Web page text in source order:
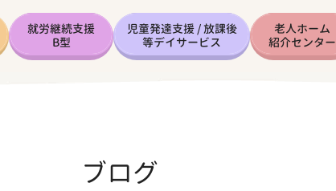
就労継続支援
B型
児童発達支援 / 放課後
等デイサービス
老人ホーム
紹介センター
ブログ